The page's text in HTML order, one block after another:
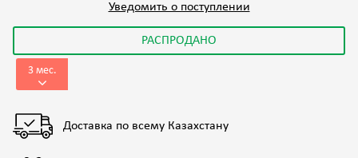
Уведомить о поступлении
РАСПРОДАНО
3 мес.
Доставка по всему Казахстану